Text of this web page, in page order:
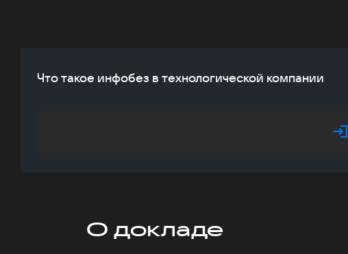
Что такое инфобез в технологической компании
О докладе